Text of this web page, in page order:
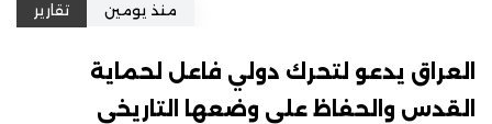
منذ يومين تقارير
العراق يدعو لتحرك دولي فاعل لحماية
القدس والحفاظ على وضعها التاريخي